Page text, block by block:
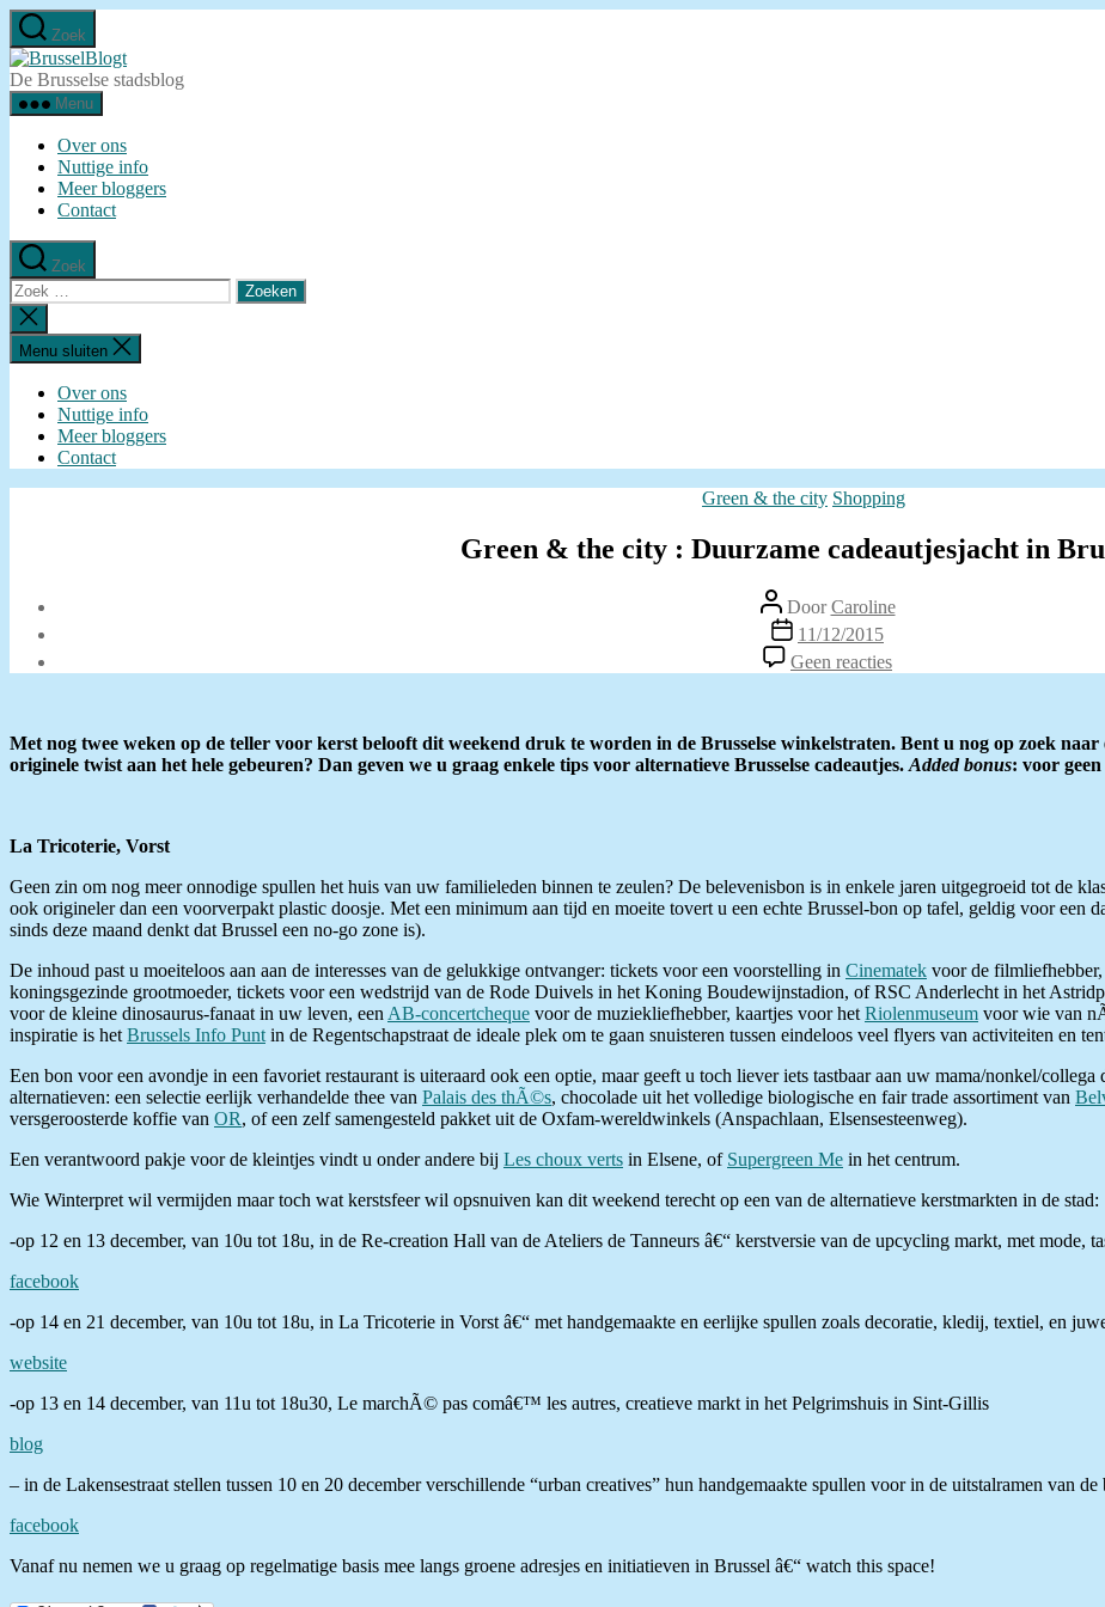
Ga
naar
de
inhoud
Zoek
BrusselBlogt
De Brusselse stadsblog
Menu
Over ons
Nuttige info
Meer bloggers
Contact
Zoek
Zoeken
naar:
Zoeken
sluiten
Menu sluiten
Over ons
Nuttige info
Meer bloggers
Contact
Categorieën
Green & the city Shopping
Green & the city : Duurzame cadeautjesjacht in
Berichtauteur
DoorCaroline
Berichtdatum
11/12/2015
Geen reacties
Green
city
:
Met nog twee weken op de teller voor kerst belooft dit weekend druk te worden in de Brusselse winkelstraten. Bent u nog op zoek
originele twist aan het hele gebeuren? Dan geven we u graag enkele tips voor alternatieve Brusselse cadeautjes. Added bonus: voor
La Tricoterie, Vorst
Geen zin om nog meer onnodige spullen het huis van uw familieleden binnen te zeulen? De belevenisbon is in enkele jaren uitgegroeid tot de
ook origineler dan een voorverpakt plastic doosje. Met een minimum aan tijd en moeite tovert u een echte Brussel-bon op tafel, geldig voor een
sinds deze maand denkt dat Brussel een no-go zone is).
De inhoud past u moeiteloos aan aan de interesses van de gelukkige ontvanger: tickets voor een voorstelling in Cinematek voor de
koningsgezinde grootmoeder, tickets voor een wedstrijd van de Rode Duivels in het Koning Boudewijnstadion, of RSC Anderlecht in het
voor de kleine dinosaurus-fanaat in uw leven, een AB-concertcheque voor de muziekliefhebber, kaartjes voor het Riolenmuseum voor wie van
inspiratie is het Brussels Info Punt in de Regentschapstraat de ideale plek om te gaan snuisteren tussen eindeloos veel flyers van activiteiten en
Een bon voor een avondje in een favoriet restaurant is uiteraard ook een optie, maar geeft u toch liever iets tastbaar aan uw mama/nonkel/
alternatieven: een selectie eerlijk verhandelde thee van Palais des thÃ©s, chocolade uit het volledige biologische en fair trade assortiment van
versgeroosterde koffie van OR, of een zelf samengesteld pakket uit de Oxfam-wereldwinkels (Anspachlaan, Elsensesteenweg).
Een verantwoord pakje voor de kleintjes vindt u onder andere bij Les choux verts in Elsene, of Supergreen Me in het centrum.
Wie Winterpret wil vermijden maar toch wat kerstsfeer wil opsnuiven kan dit weekend terecht op een van de alternatieve kerstmarkten in de stad:
-op 12 en 13 december, van 10u tot 18u, in de Re-creation Hall van de Ateliers de Tanneurs â€“ kerstversie van de upcycling markt, met mode,
facebook
-op 14 en 21 december, van 10u tot 18u, in La Tricoterie in Vorst â€“ met handgemaakte en eerlijke spullen zoals decoratie, kledij, textiel, en
website
-op 13 en 14 december, van 11u tot 18u30, Le marchÃ© pas comâ€™ les autres, creatieve markt in het Pelgrimshuis in Sint-Gillis
blog
– in de Lakensestraat stellen tussen 10 en 20 december verschillende “urban creatives” hun handgemaakte spullen voor in de uitstalramen van de
facebook
Vanaf nu nemen we u graag op regelmatige basis mee langs groene adresjes en initiatieven in Brussel â€“ watch this space!